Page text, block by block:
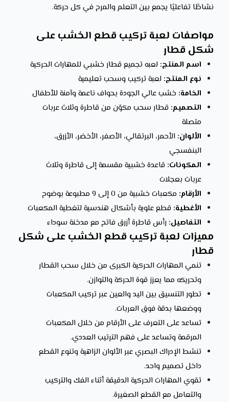
نشاطًا تفاعليًا يجمع بين التعلم والمرح في كل حركة.
مواصفات لعبة تركيب قطع الخشب على
شكل قطار
اسم المنتج: لعبه تجميع قطار خشبي للمهارات الحركية
نوع المنتج: لعبة تركيب وسحب تعليمية
الخامة: خشب عالي الجودة بحواف ناعمة وآمنة للأطفال
التصميم: قطار سحب مكوّن من قاطرة وثلاث عربات
متصلة
الألوان: الأحمر، البرتقالي، الأصفر، الأخضر، الأزرق،
البنفسجي
المكونات: قاعدة خشبية مقسمة إلى قاطرة وثلاث
عربات بعجلات
الأرقام: مكعبات خشبية من 0 إلى 9 مطبوعة بوضوح
الأغطية: قطع علوية بأشكال هندسية لتغطية المكعبات
التفاصيل: رأس قاطرة أزرق فاتح مع مدخنة سوداء
مميزات لعبة تركيب قطع الخشب على شكل
قطار
تنمي المهارات الحركية الكبرى من خلال سحب القطار
وتحريكه مما يعزز قوة الحركة والتوازن.
تطور التنسيق بين اليد والعين عبر تركيب المكعبات
ووضعها بدقة فوق العربات.
تساعد على التعرف على الأرقام من خلال المكعبات
المرقمة وتساعد على فهم الترتيب العددي.
تنشط الإدراك البصري عبر الألوان الزاهية وتنوع القطع
داخل تصميم واحد.
تقوي المهارات الحركية الدقيقة أثناء الفك والتركيب
والتعامل مع القطع الصغيرة.